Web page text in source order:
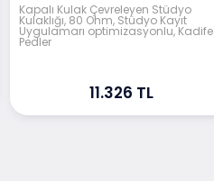
Kapalı Kulak Çevreleyen Stüdyo
Kulaklığı, 80 Ohm, Stüdyo Kayıt
Uygulamarı optimizasyonlu, Kadife
Pedler
11.326 TL